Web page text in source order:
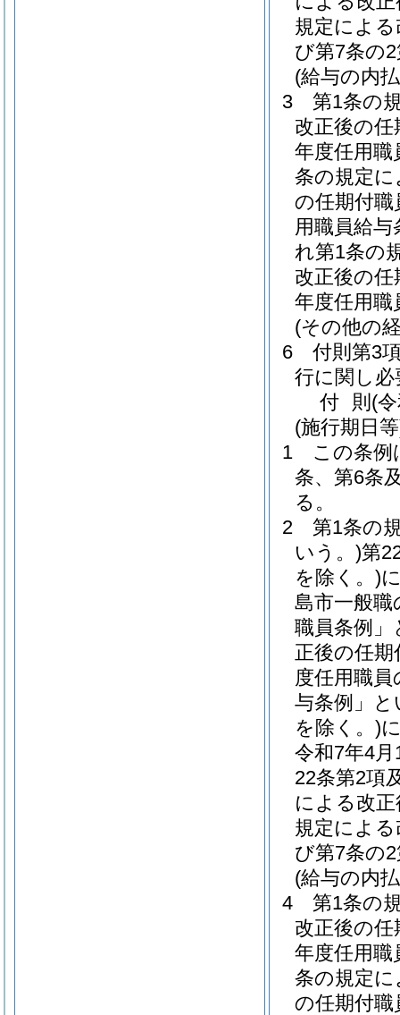
規定によ
び第7条の
(給与の内
3
第1条の
改正後の
年度任用
条の規定
の任期付
用職員給
れ第1条の
改正後の
年度任用
(その他の
6
付則第3
行に関し
付 則 (
(施行期日
1
この条例
条、第6条
る。
2
第1条の
いう。)第
を除く。)
島市一般職
職員条例」
正後の任
度任用職
与条例」と
を除く。)
令和7年4
22条第2項
による改
規定によ
び第7条の
(給与の内
4
第1条の
改正後の
年度任用
条の規定
の任期付